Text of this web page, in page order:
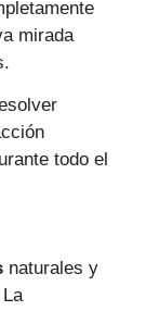
mirada
todo el
naturales y